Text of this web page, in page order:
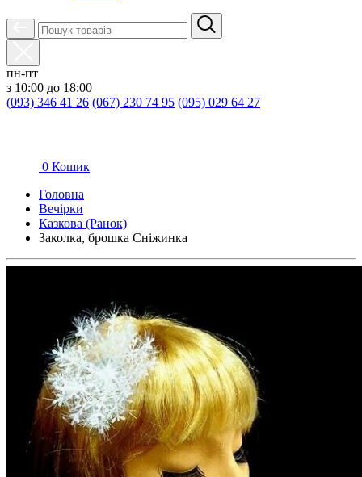
пн-пт
з 10:00 до 18:00
(093) 346 41 26 (067) 230 74 95 (095) 029 64 27
0 Кошик
Головна
Вечірки
Казкова (Ранок)
Заколка, брошка Сніжинка